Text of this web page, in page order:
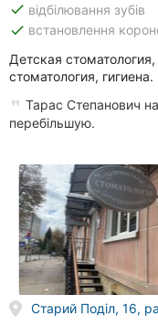
done відбілювання зубів
done встановлення
Детская
стоматология, гигиена.
Тарас Степанович
перебільшую.
Старий Поділ, 16,